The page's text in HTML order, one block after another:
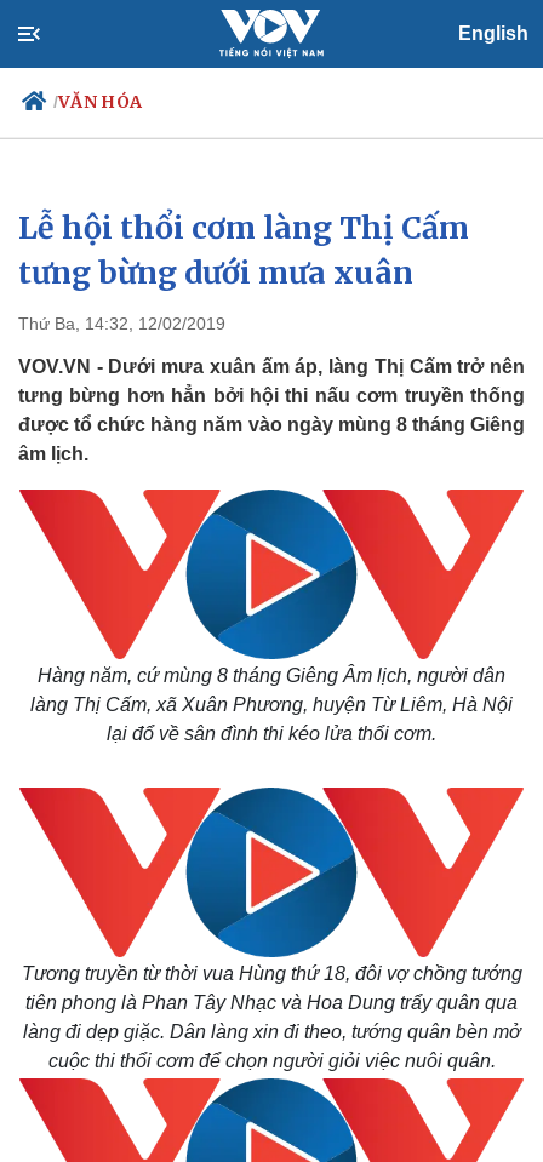
English
/VĂN HÓA
Chính trị
Đảng
Tổ chức nhân sự
Nhận diện sự thật
Xã hội
Tin 24h
Dự báo thời tiết
Việc làm
Biển đảo
Lễ hội thổi cơm làng Thị Cấm
tưng bừng dưới mưa xuân
Thứ Ba, 14:32, 12/02/2019
VOV.VN - Dưới mưa xuân ấm áp, làng Thị Cấm trở nên
tưng bừng hơn hẳn bởi hội thi nấu cơm truyền thống
được tổ chức hàng năm vào ngày mùng 8 tháng Giêng
âm lịch.
Hàng năm, cứ mùng 8 tháng Giêng Âm lịch, người dân
làng Thị Cấm, xã Xuân Phương, huyện Từ Liêm, Hà Nội
lại đổ về sân đình thi kéo lửa thổi cơm.
Tương truyền từ thời vua Hùng thứ 18, đôi vợ chồng tướng
tiên phong là Phan Tây Nhạc và Hoa Dung trẩy quân qua
làng đi dẹp giặc. Dân làng xin đi theo, tướng quân bèn mở
cuộc thi thổi cơm để chọn người giỏi việc nuôi quân.